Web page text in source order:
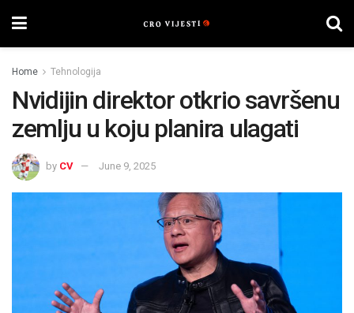
Home Tehnologija
Nvidijin direktor otkrio savršenu
zemlju u koju planira ulagati
by CV June 9, 2025